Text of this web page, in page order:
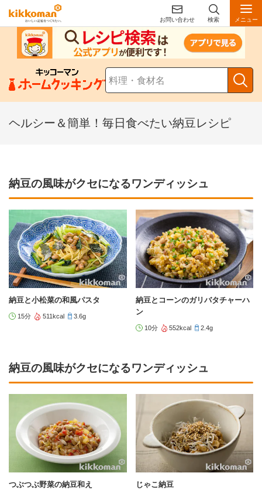
お問い合わせ 検索 メニュー
ヘルシー＆簡単！毎日食べたい納豆レシピ
納豆の風味がクセになるワンディッシュ
納豆と小松菜の和風パスタ
15分 511kcal 3.6g
納豆とコーンのガリバタチャーハ
ン
10分 552kcal 2.4g
納豆の風味がクセになるワンディッシュ
つぶつぶ野菜の納豆和え じゃこ納豆